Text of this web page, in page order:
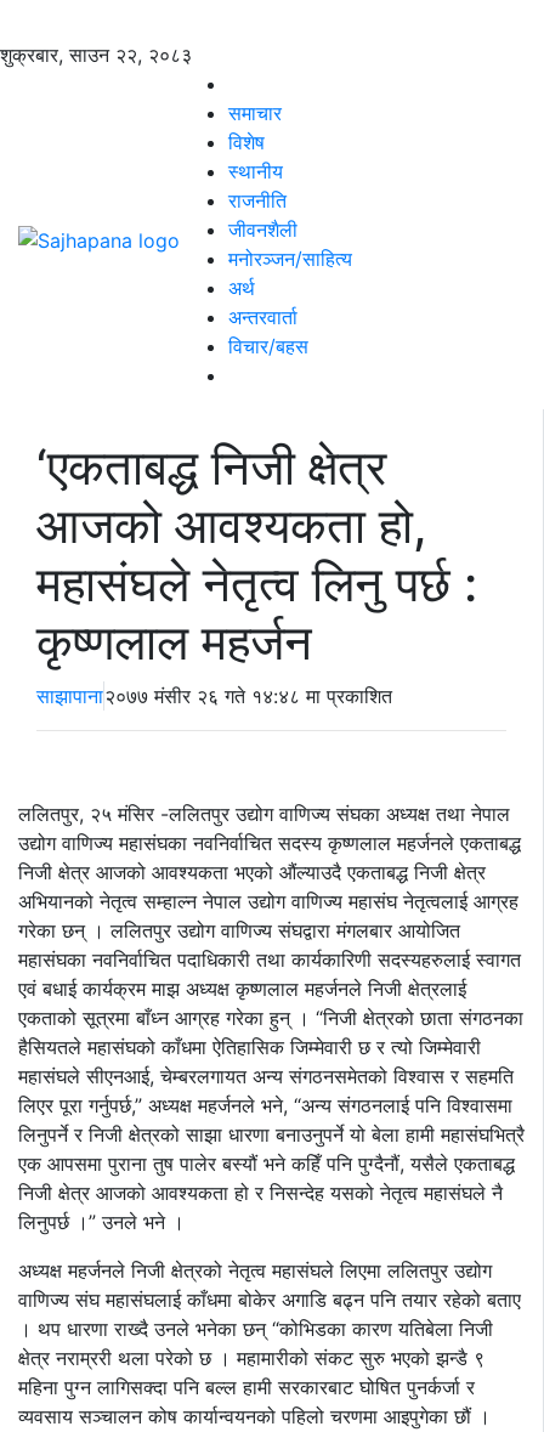
शुक्रबार, साउन २२, २०८३
समाचार
विशेष
स्थानीय
राजनीति
जीवनशैली
मनोरञ्जन/साहित्य
अर्थ
अन्तरवार्ता
विचार/बहस
‘एकताबद्ध निजी क्षेत्र
आजको आवश्यकता हो,
महासंघले नेतृत्व लिनु पर्छ :
कृष्णलाल महर्जन
साझापाना२०७७ मंसीर २६ गते १४:४८ मा प्रकाशित
ललितपुर, २५ मंसिर -ललितपुर उद्योग वाणिज्य संघका अध्यक्ष तथा नेपाल
उद्योग वाणिज्य महासंघका नवनिर्वाचित सदस्य कृष्णलाल महर्जनले एकताबद्ध
निजी क्षेत्र आजको आवश्यकता भएको औंल्याउदै एकताबद्ध निजी क्षेत्र
अभियानको नेतृत्व सम्हाल्न नेपाल उद्योग वाणिज्य महासंघ नेतृत्वलाई आग्रह
गरेका छन् । ललितपुर उद्योग वाणिज्य संघद्वारा मंगलबार आयोजित
महासंघका नवनिर्वाचित पदाधिकारी तथा कार्यकारिणी सदस्यहरुलाई स्वागत
एवं बधाई कार्यक्रम माझ अध्यक्ष कृष्णलाल महर्जनले निजी क्षेत्रलाई
एकताको सूत्रमा बाँध्न आग्रह गरेका हुन् । “निजी क्षेत्रको छाता संगठनका
हैसियतले महासंघको काँधमा ऐतिहासिक जिम्मेवारी छ र त्यो जिम्मेवारी
महासंघले सीएनआई, चेम्बरलगायत अन्य संगठनसमेतको विश्वास र सहमति
लिएर पूरा गर्नुपर्छ,” अध्यक्ष महर्जनले भने, “अन्य संगठनलाई पनि विश्वासमा
लिनुपर्ने र निजी क्षेत्रको साझा धारणा बनाउनुपर्ने यो बेला हामी महासंघभित्रै
एक आपसमा पुराना तुष पालेर बस्यौं भने कहिँ पनि पुग्दैनौं, यसैले एकताबद्ध
निजी क्षेत्र आजको आवश्यकता हो र निसन्देह यसको नेतृत्व महासंघले नै
लिनुपर्छ ।” उनले भने ।
अध्यक्ष महर्जनले निजी क्षेत्रको नेतृत्व महासंघले लिएमा ललितपुर उद्योग
वाणिज्य संघ महासंघलाई काँधमा बोकेर अगाडि बढ्न पनि तयार रहेको बताए
। थप धारणा राख्दै उनले भनेका छन् “कोभिडका कारण यतिबेला निजी
क्षेत्र नराम्ररी थला परेको छ । महामारीको संकट सुरु भएको झन्डै ९
महिना पुग्न लागिसक्दा पनि बल्ल हामी सरकारबाट घोषित पुनर्कर्जा र
व्यवसाय सञ्चालन कोष कार्यान्वयनको पहिलो चरणमा आइपुगेका छौं ।